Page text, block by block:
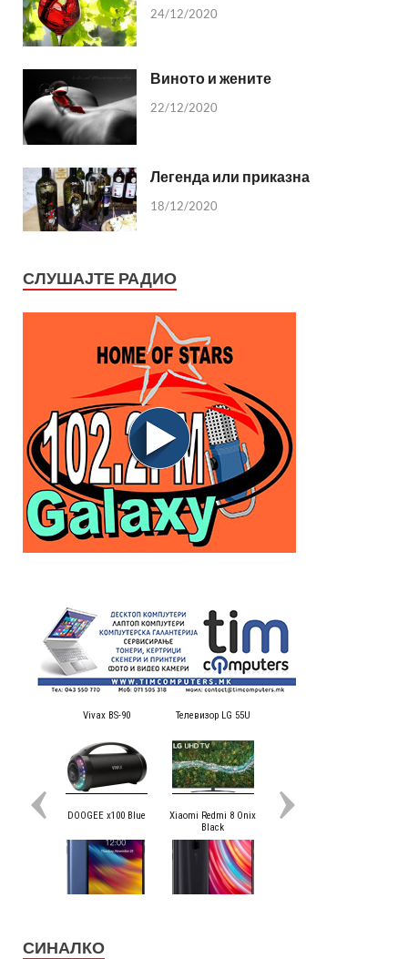
24/12/2020
Виното и жените
22/12/2020
Легенда или приказна
18/12/2020
СЛУШАЈТЕ РАДИО
СИНАЛКО